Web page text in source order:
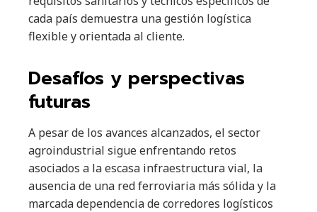
cada país demuestra una gestión logística
flexible y orientada al cliente.
Desafíos y perspectivas
futuras
A pesar de los avances alcanzados, el sector
agroindustrial sigue enfrentando retos
asociados a la escasa infraestructura vial, la
ausencia de una red ferroviaria más sólida y la
marcada dependencia de corredores logísticos